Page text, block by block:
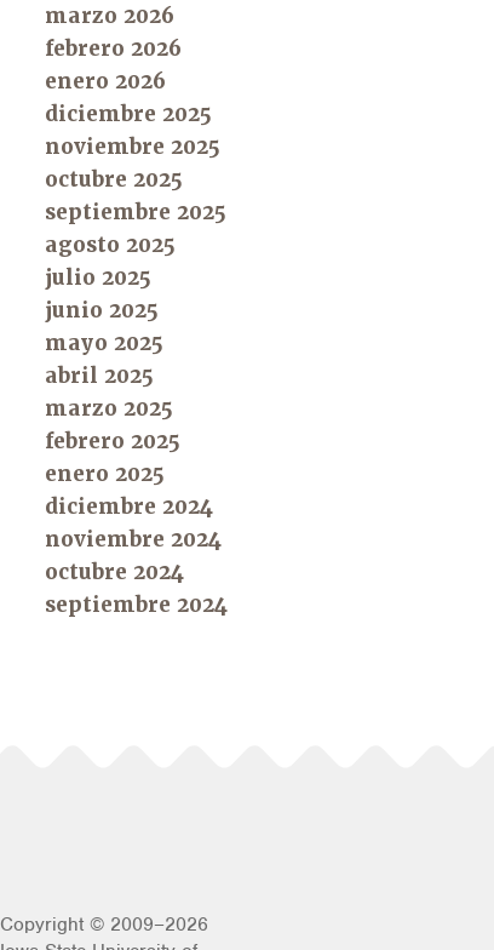
marzo 2026
febrero 2026
enero 2026
diciembre 2025
noviembre 2025
octubre 2025
septiembre 2025
agosto 2025
julio 2025
junio 2025
mayo 2025
abril 2025
marzo 2025
febrero 2025
enero 2025
diciembre 2024
noviembre 2024
octubre 2024
septiembre 2024
Copyright © 2009–2026